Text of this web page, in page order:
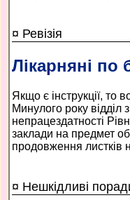
¤ Ревізія
Лікарняні по
Якщо є інструкції, то
Минулого року відділ
непрацездатності
заклади на предмет
продовження листків
¤ Нешкідливі